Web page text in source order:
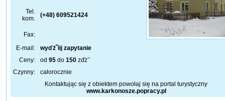
Tel.
kom.
(+48) 609521424
Fax:
E-mail:
wyďż˝lij zapytanie
Ceny:
od 95 do 150 zďż˝
Czynny:
całorocznie
Kontaktując się z obiektem powołaj się na portal turystyczny
www.karkonosze.popracy.pl